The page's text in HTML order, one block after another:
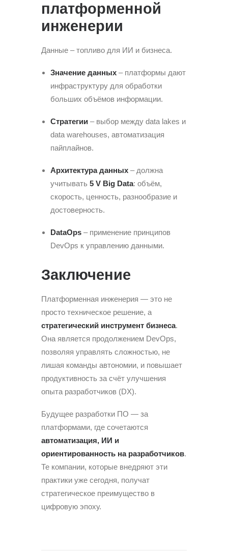
платформенной
инженерии
Данные – топливо для ИИ и бизнеса.
Значение данных – платформы дают
инфраструктуру для обработки
больших объёмов информации.
Стратегии – выбор между data lakes и
data warehouses, автоматизация
пайплайнов.
Архитектура данных – должна
учитывать 5 V Big Data: объём,
скорость, ценность, разнообразие и
достоверность.
DataOps – применение принципов
DevOps к управлению данными.
Заключение
Платформенная инженерия — это не
просто техническое решение, а
стратегический инструмент бизнеса.
Она является продолжением DevOps,
позволяя управлять сложностью, не
лишая команды автономии, и повышает
продуктивность за счёт улучшения
опыта разработчиков (DX).
Будущее разработки ПО — за
платформами, где сочетаются
автоматизация, ИИ и
ориентированность на разработчиков.
Те компании, которые внедряют эти
практики уже сегодня, получат
стратегическое преимущество в
цифровую эпоху.